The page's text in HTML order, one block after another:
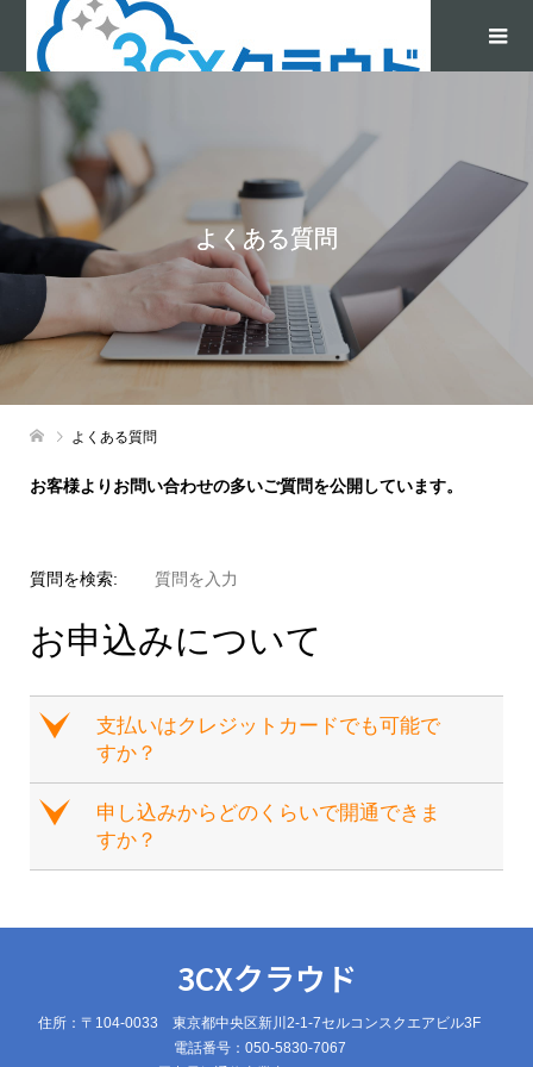
よくある質問
よくある質問
お客様よりお問い合わせの多いご質問を公開しています。
質問を検索:
お申込みについて
e
支払いはクレジットカードでも可能で
すか？
e
申し込みからどのくらいで開通できま
すか？
3CXクラウド
住所：〒104-0033 東京都中央区新川2-1-7セルコンスクエアビル3F
電話番号：050-5830-7067